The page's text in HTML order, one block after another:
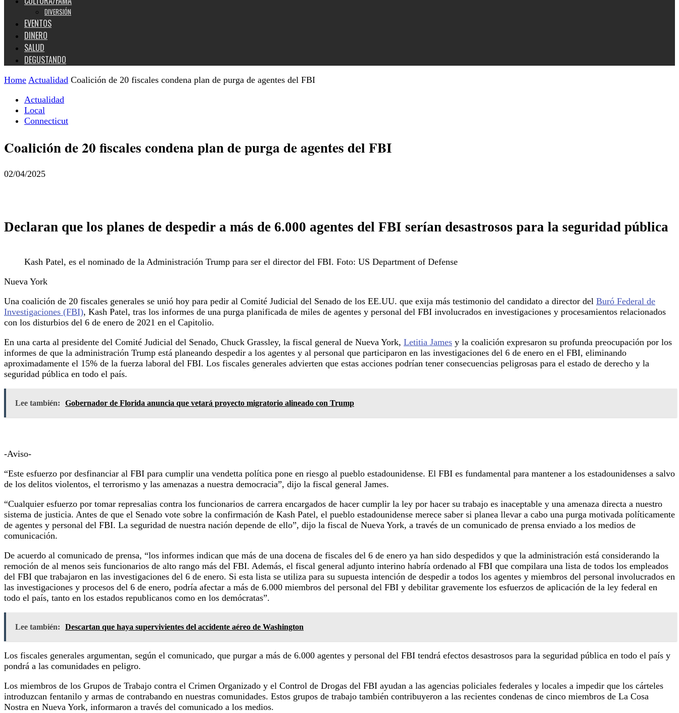
DIVERSIÓN
EVENTOS
DINERO
SALUD
DEGUSTANDO
Home Actualidad Coalición de 20 fiscales condena plan de purga de agentes del FBI
Actualidad
Local
Connecticut
Coalición de 20 fiscales condena plan de purga de agentes del FBI
02/04/2025
Declaran que los planes de despedir a más de 6.000 agentes del FBI serían desastrosos para la seguridad pública
Kash Patel, es el nominado de la Administración Trump para ser el director del FBI. Foto: US Department of Defense
Nueva York
Una coalición de 20 fiscales generales se unió hoy para pedir al Comité Judicial del Senado de los EE.UU. que exija más testimonio del candidato a director del Buró Federal de
Investigaciones (FBI), Kash Patel, tras los informes de una purga planificada de miles de agentes y personal del FBI involucrados en investigaciones y procesamientos relacionados
con los disturbios del 6 de enero de 2021 en el Capitolio.
En una carta al presidente del Comité Judicial del Senado, Chuck Grassley, la fiscal general de Nueva York, Letitia James y la coalición expresaron su profunda preocupación por los
informes de que la administración Trump está planeando despedir a los agentes y al personal que participaron en las investigaciones del 6 de enero en el FBI, eliminando
aproximadamente el 15% de la fuerza laboral del FBI. Los fiscales generales advierten que estas acciones podrían tener consecuencias peligrosas para el estado de derecho y la
seguridad pública en todo el país.
Lee también: Gobernador de Florida anuncia que vetará proyecto migratorio alineado con Trump
-Aviso-
“Este esfuerzo por desfinanciar al FBI para cumplir una vendetta política pone en riesgo al pueblo estadounidense. El FBI es fundamental para mantener a los estadounidenses a salvo
de los delitos violentos, el terrorismo y las amenazas a nuestra democracia”, dijo la fiscal general James.
“Cualquier esfuerzo por tomar represalias contra los funcionarios de carrera encargados de hacer cumplir la ley por hacer su trabajo es inaceptable y una amenaza directa a nuestro
sistema de justicia. Antes de que el Senado vote sobre la confirmación de Kash Patel, el pueblo estadounidense merece saber si planea llevar a cabo una purga motivada políticamente
de agentes y personal del FBI. La seguridad de nuestra nación depende de ello”, dijo la fiscal de Nueva York, a través de un comunicado de prensa enviado a los medios de
comunicación.
De acuerdo al comunicado de prensa, “los informes indican que más de una docena de fiscales del 6 de enero ya han sido despedidos y que la administración está considerando la
remoción de al menos seis funcionarios de alto rango más del FBI. Además, el fiscal general adjunto interino habría ordenado al FBI que compilara una lista de todos los empleados
del FBI que trabajaron en las investigaciones del 6 de enero. Si esta lista se utiliza para su supuesta intención de despedir a todos los agentes y miembros del personal involucrados en
las investigaciones y procesos del 6 de enero, podría afectar a más de 6.000 miembros del personal del FBI y debilitar gravemente los esfuerzos de aplicación de la ley federal en
todo el país, tanto en los estados republicanos como en los demócratas”.
Lee también: Descartan que haya supervivientes del accidente aéreo de Washington
Los fiscales generales argumentan, según el comunicado, que purgar a más de 6.000 agentes y personal del FBI tendrá efectos desastrosos para la seguridad pública en todo el país y
pondrá a las comunidades en peligro.
Los miembros de los Grupos de Trabajo contra el Crimen Organizado y el Control de Drogas del FBI ayudan a las agencias policiales federales y locales a impedir que los cárteles
introduzcan fentanilo y armas de contrabando en nuestras comunidades. Estos grupos de trabajo también contribuyeron a las recientes condenas de cinco miembros de La Cosa
Nostra en Nueva York, informaron a través del comunicado a los medios.